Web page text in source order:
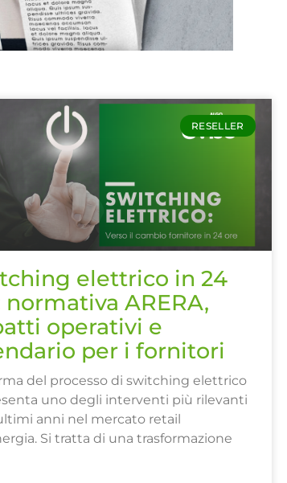
RESELLER
elettrico in 24
normativa ARERA,
operativi e
per i fornitori
del processo di switching elettrico
uno degli interventi più rilevanti
anni nel mercato retail
Si tratta di una trasformazione